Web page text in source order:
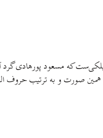
که مسعود پورهادی
صورت و به ترتیب حروف